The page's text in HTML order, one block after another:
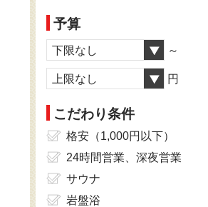
予算
下限なし ～
上限なし 円
こだわり条件
格安（1,000円以下）
24時間営業、深夜営業
サウナ
岩盤浴